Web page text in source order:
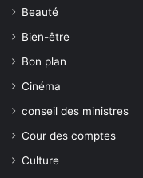
Beauté
Bien-être
Bon plan
Cinéma
conseil des ministres
Cour des comptes
Culture